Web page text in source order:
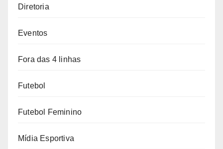
Diretoria
Eventos
Fora das 4 linhas
Futebol
Futebol Feminino
Mídia Esportiva